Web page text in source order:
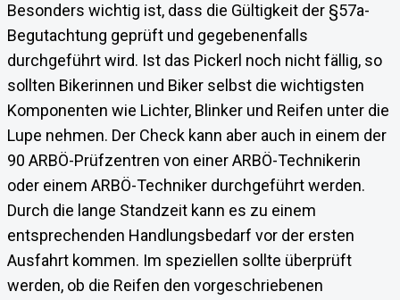
Besonders wichtig ist, dass die Gültigkeit der §57a-
Begutachtung geprüft und gegebenenfalls
durchgeführt wird. Ist das Pickerl noch nicht fällig, so
sollten Bikerinnen und Biker selbst die wichtigsten
Komponenten wie Lichter, Blinker und Reifen unter die
Lupe nehmen. Der Check kann aber auch in einem der
90 ARBÖ-Prüfzentren von einer ARBÖ-Technikerin
oder einem ARBÖ-Techniker durchgeführt werden.
Durch die lange Standzeit kann es zu einem
entsprechenden Handlungsbedarf vor der ersten
Ausfahrt kommen. Im speziellen sollte überprüft
werden, ob die Reifen den vorgeschriebenen